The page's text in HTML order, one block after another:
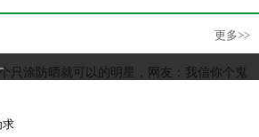
更多>>
求